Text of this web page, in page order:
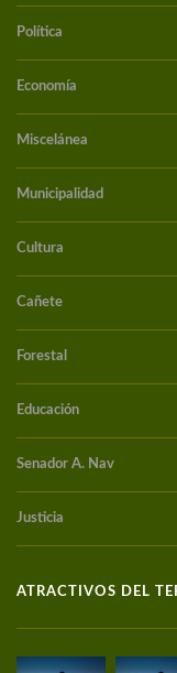
Política
Economía
Miscelánea
Municipalidad
Cultura
Cañete
Forestal
Educación
Senador A. Nav
Justicia
ATRACTIVOS DEL